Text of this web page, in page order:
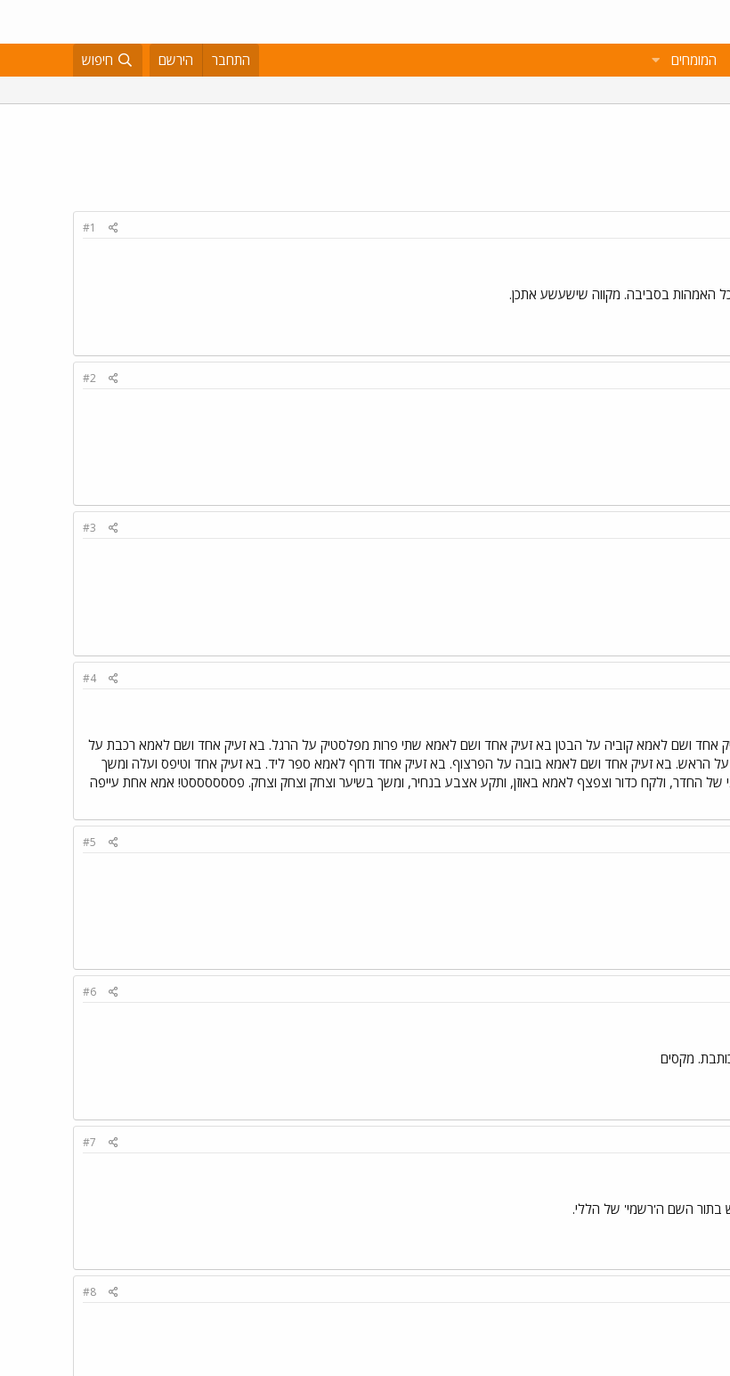
המומחים התחבר הירשם חיפוש
#1
האמהות בסביבה. מקווה שישעשע אתכן.
#2
#3
#4
אחד ושם לאמא קוביה על הבטן בא זעיק אחד ושם לאמא שתי פרות מפלסטיק על הרגל. בא זעיק אחד ושם לאמא רכבת על
על הראש. בא זעיק אחד ושם לאמא בובה על הפרצוף. בא זעיק אחד ודחף לאמא ספר ליד. בא זעיק אחד וטיפס ועלה ומשך
של החדר, ולקח כדור וצפצף לאמא באוזן, ותקע אצבע בנחיר, ומשך בשיער וצחק וצחק וצחק. פססססססט! אמא אחת עייפה
#5
#6
מקסים
#7
בתור השם ה'רשמי' של הללי.
#8